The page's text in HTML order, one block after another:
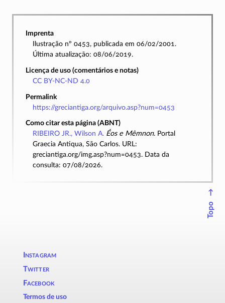
Imprenta
Ilustração nº 0453, publicada em 06/02/2001.
Última atualização: 08/06/2019.
Licença de uso (comentários e notas)
CC BY-NC-ND 4.0
Permalink
https://greciantiga.org/arquivo.asp?num=0453
Como citar esta página (ABNT)
RIBEIRO JR., Wilson A. Éos e Mêmnon. Portal
Graecia Antiqua, São Carlos. URL:
greciantiga.org/img.asp?num=0453. Data da
consulta: 07/08/2026.
↑
Topo
Instagram
Twitter
Facebook
Termos de uso